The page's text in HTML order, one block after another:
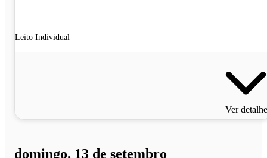
Leito Individual
Ver
domingo, 13 de setembro